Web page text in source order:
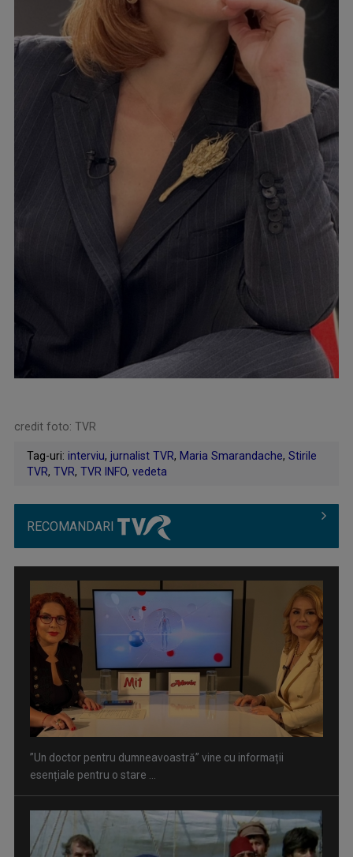
credit foto: TVR
Tag-uri: interviu, jurnalist TVR, Maria Smarandache, Stirile
TVR, TVR, TVR INFO, vedeta
RECOMANDARI
”Un doctor pentru dumneavoastră” vine cu informații
esențiale pentru o stare ...